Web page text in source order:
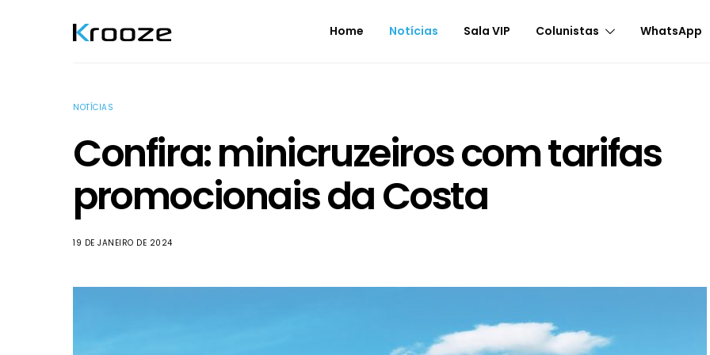
Home Notícias Sala VIP Colunistas WhatsApp
NOTÍCIAS
Confira: minicruzeiros com tarifas
promocionais da Costa
19 DE JANEIRO DE 2024